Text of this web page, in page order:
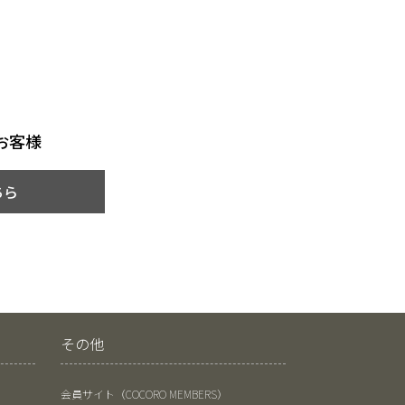
客様
その他
会員サイト（COCORO MEMBERS）